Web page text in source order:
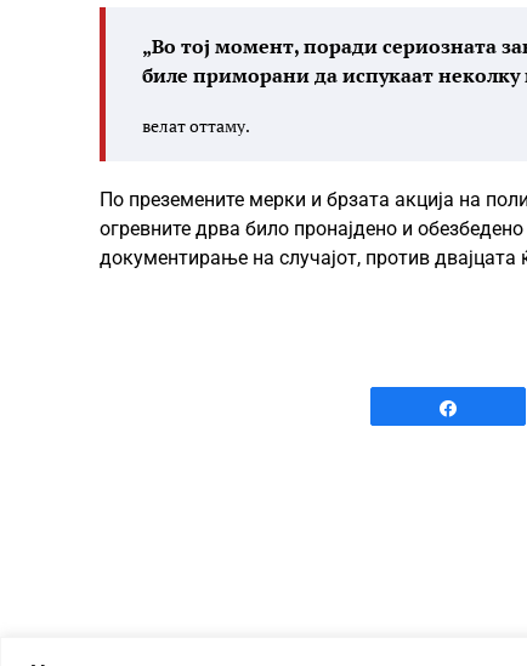
„Во тој момент, поради сериозната
биле приморани да испукаат
велат оттаму.
По преземените мерки и брзата акција на
огревните дрва било пронајдено и
документирање на случајот, против